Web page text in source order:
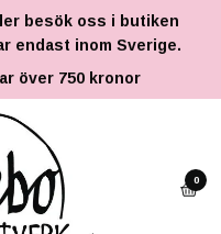
besök oss i butiken
endast inom Sverige.
över 750 kronor
0